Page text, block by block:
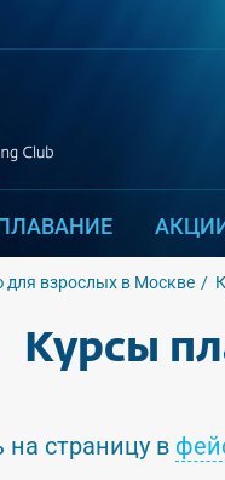
взрослых в Москве
Курсы
страницу в